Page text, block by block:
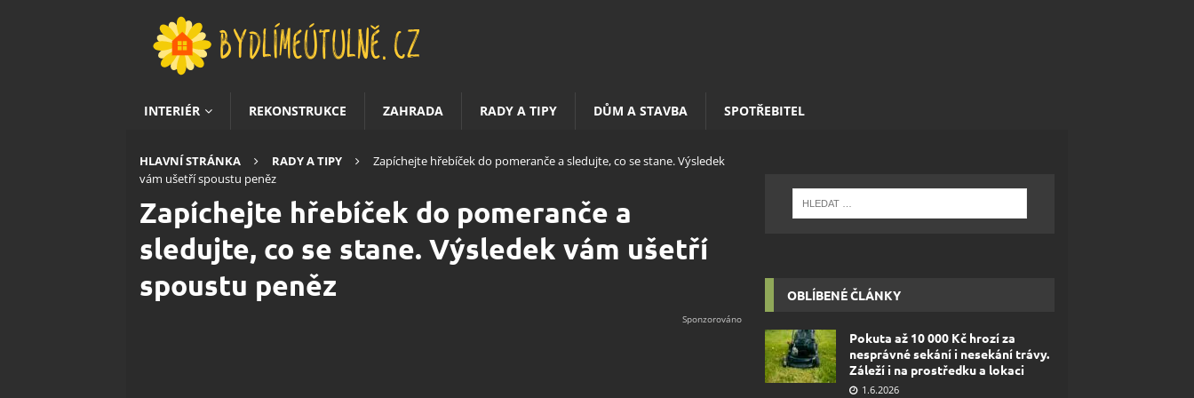
INTERIÉR REKONSTRUKCE ZAHRADA RADY A TIPY DŮM A STAVBA SPOTŘEBITEL
HLAVNÍ STRÁNKA RADY A TIPY
Zapíchejte hřebíček do pomeranče a sledujte, co se stane. Výsledek
vám ušetří spoustu peněz
Zapíchejte hřebíček do pomeranče a
sledujte, co se stane. Výsledek vám ušetří
spoustu peněz
OBLÍBENÉ ČLÁNKY
Pokuta až 10 000 Kč hrozí za
nesprávné sekání i nesekání trávy.
Záleží i na prostředku a lokaci
1.6.2026